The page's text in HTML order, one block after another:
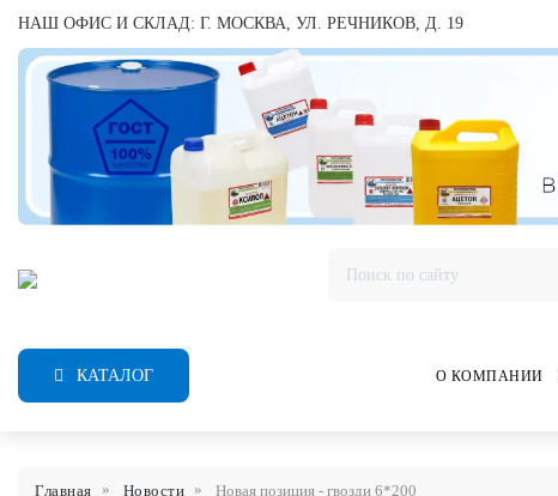
НАШ ОФИС И СКЛАД: Г. МОСКВА, УЛ. РЕЧНИКОВ, Д. 19
КАТАЛОГ О КОМПАНИИ
Главная Новости Новая позиция - гвозди 6*200